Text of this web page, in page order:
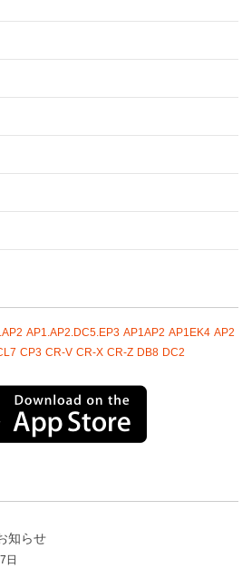
AP1.AP2.DC5.EP3 AP1AP2 AP1EK4 AP2
CP3 CR-V CR-X CR-Z DB8 DC2
知らせ
日